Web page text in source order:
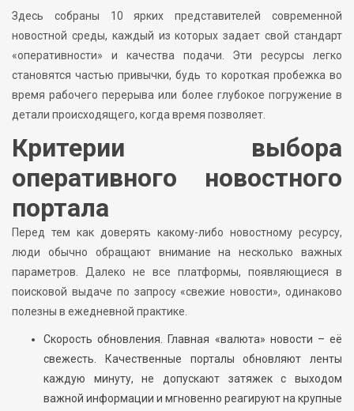
Здесь собраны 10 ярких представителей современной
новостной среды, каждый из которых задает свой стандарт
«оперативности» и качества подачи. Эти ресурсы легко
становятся частью привычки, будь то короткая пробежка во
время рабочего перерыва или более глубокое погружение в
детали происходящего, когда время позволяет.
Критерии выбора
оперативного новостного
портала
Перед тем как доверять какому-либо новостному ресурсу,
люди обычно обращают внимание на несколько важных
параметров. Далеко не все платформы, появляющиеся в
поисковой выдаче по запросу «свежие новости», одинаково
полезны в ежедневной практике.
Скорость обновления. Главная «валюта» новости – её
свежесть. Качественные порталы обновляют ленты
каждую минуту, не допускают затяжек с выходом
важной информации и мгновенно реагируют на крупные